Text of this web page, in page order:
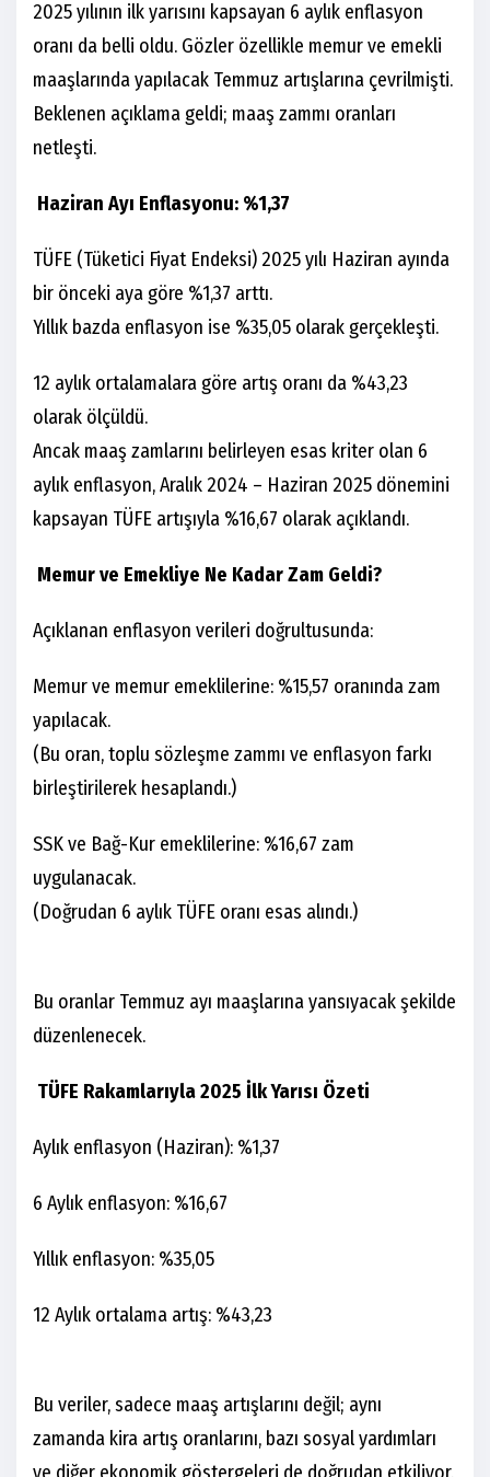
2025 yılının ilk yarısını kapsayan 6 aylık enflasyon
oranı da belli oldu. Gözler özellikle memur ve emekli
maaşlarında yapılacak Temmuz artışlarına çevrilmişti.
Beklenen açıklama geldi; maaş zammı oranları
netleşti.
Haziran Ayı Enflasyonu: %1,37
TÜFE (Tüketici Fiyat Endeksi) 2025 yılı Haziran ayında
bir önceki aya göre %1,37 arttı.
Yıllık bazda enflasyon ise %35,05 olarak gerçekleşti.
12 aylık ortalamalara göre artış oranı da %43,23
olarak ölçüldü.
Ancak maaş zamlarını belirleyen esas kriter olan 6
aylık enflasyon, Aralık 2024 – Haziran 2025 dönemini
kapsayan TÜFE artışıyla %16,67 olarak açıklandı.
Memur ve Emekliye Ne Kadar Zam Geldi?
Açıklanan enflasyon verileri doğrultusunda:
Memur ve memur emeklilerine: %15,57 oranında zam
yapılacak.
(Bu oran, toplu sözleşme zammı ve enflasyon farkı
birleştirilerek hesaplandı.)
SSK ve Bağ-Kur emeklilerine: %16,67 zam
uygulanacak.
(Doğrudan 6 aylık TÜFE oranı esas alındı.)
Bu oranlar Temmuz ayı maaşlarına yansıyacak şekilde
düzenlenecek.
TÜFE Rakamlarıyla 2025 İlk Yarısı Özeti
Aylık enflasyon (Haziran): %1,37
6 Aylık enflasyon: %16,67
Yıllık enflasyon: %35,05
12 Aylık ortalama artış: %43,23
Bu veriler, sadece maaş artışlarını değil; aynı
zamanda kira artış oranlarını, bazı sosyal yardımları